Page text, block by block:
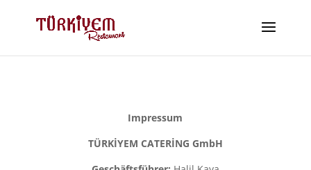
Impressum
TÜRKİYEM CATERİNG GmbH